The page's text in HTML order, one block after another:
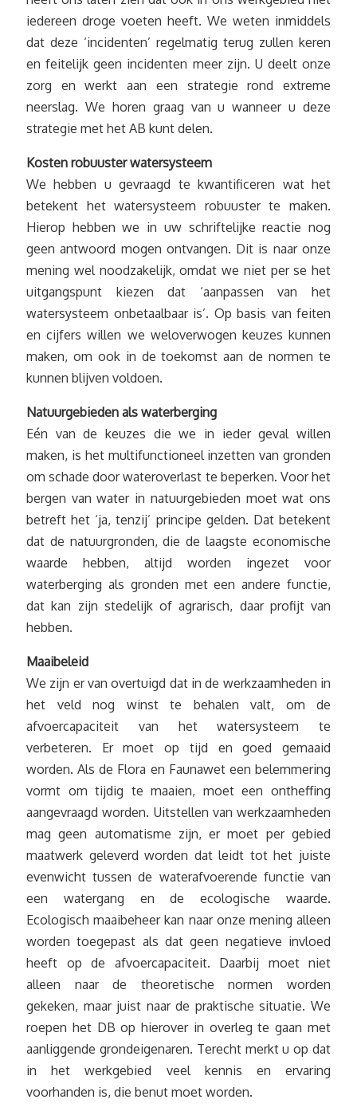
iedereen droge voeten heeft. We weten inmiddels
dat deze ‘incidenten’ regelmatig terug zullen keren
en feitelijk geen incidenten meer zijn. U deelt onze
zorg en werkt aan een strategie rond extreme
neerslag. We horen graag van u wanneer u deze
strategie met het AB kunt delen.
Kosten robuuster watersysteem
We hebben u gevraagd te kwantificeren wat het
betekent het watersysteem robuuster te maken.
Hierop hebben we in uw schriftelijke reactie nog
geen antwoord mogen ontvangen. Dit is naar onze
mening wel noodzakelijk, omdat we niet per se het
uitgangspunt kiezen dat ‘aanpassen van het
watersysteem onbetaalbaar is’. Op basis van feiten
en cijfers willen we weloverwogen keuzes kunnen
maken, om ook in de toekomst aan de normen te
kunnen blijven voldoen.
Natuurgebieden als waterberging
Eén van de keuzes die we in ieder geval willen
maken, is het multifunctioneel inzetten van gronden
om schade door wateroverlast te beperken. Voor het
bergen van water in natuurgebieden moet wat ons
betreft het ‘ja, tenzij’ principe gelden. Dat betekent
dat de natuurgronden, die de laagste economische
waarde hebben, altijd worden ingezet voor
waterberging als gronden met een andere functie,
dat kan zijn stedelijk of agrarisch, daar profijt van
hebben.
Maaibeleid
We zijn er van overtuigd dat in de werkzaamheden in
het veld nog winst te behalen valt, om de
afvoercapaciteit van het watersysteem te
verbeteren. Er moet op tijd en goed gemaaid
worden. Als de Flora en Faunawet een belemmering
vormt om tijdig te maaien, moet een ontheffing
aangevraagd worden. Uitstellen van werkzaamheden
mag geen automatisme zijn, er moet per gebied
maatwerk geleverd worden dat leidt tot het juiste
evenwicht tussen de waterafvoerende functie van
een watergang en de ecologische waarde.
Ecologisch maaibeheer kan naar onze mening alleen
worden toegepast als dat geen negatieve invloed
heeft op de afvoercapaciteit. Daarbij moet niet
alleen naar de theoretische normen worden
gekeken, maar juist naar de praktische situatie. We
roepen het DB op hierover in overleg te gaan met
aanliggende grondeigenaren. Terecht merkt u op dat
in het werkgebied veel kennis en ervaring
voorhanden is, die benut moet worden.